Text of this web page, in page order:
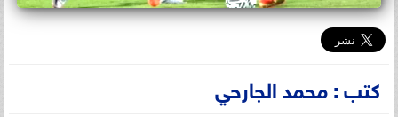
كتب : محمد الجارحي